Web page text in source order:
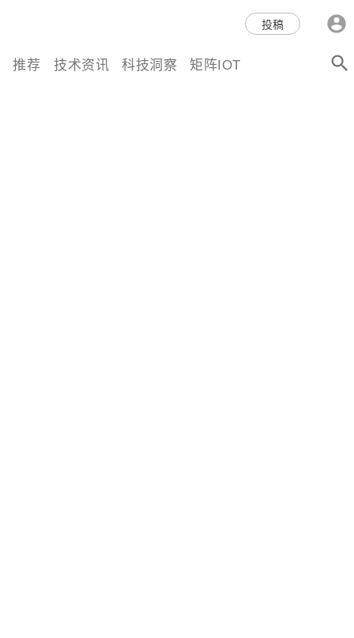
科技互联网,科技,资讯,动态,洞
察,量子,计算,AI,人工智能,机器
投稿
推荐 技术资讯 科技洞察 矩阵IOT